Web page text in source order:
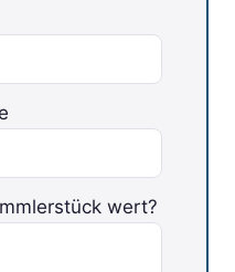
leer. wert?